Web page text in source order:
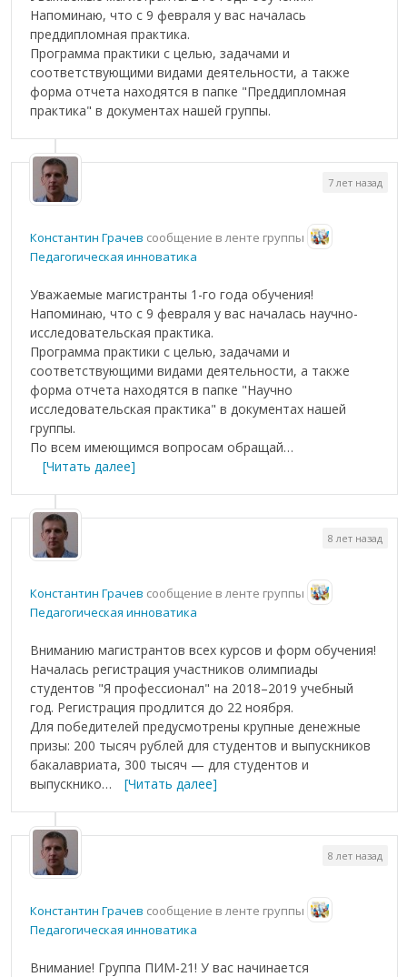
Напоминаю, что с 9 февраля у вас началась
преддипломная практика.
Программа практики с целью, задачами и
соответствующими видами деятельности, а также
форма отчета находятся в папке "Преддипломная
практика" в документах нашей группы.
Константин Грачев сообщение в ленте группы
Педагогическая инноватика
7 лет назад
Уважаемые магистранты 1-го года обучения!
Напоминаю, что с 9 февраля у вас началась научно-
исследовательская практика.
Программа практики с целью, задачами и
соответствующими видами деятельности, а также
форма отчета находятся в папке "Научно
исследовательская практика" в документах нашей
группы.
По всем имеющимся вопросам обращай…
[Читать далее]
Константин Грачев сообщение в ленте группы
Педагогическая инноватика
8 лет назад
Вниманию магистрантов всех курсов и форм обучения!
Началась регистрация участников олимпиады
студентов "Я профессионал" на 2018–2019 учебный
год. Регистрация продлится до 22 ноября.
Для победителей предусмотрены крупные денежные
призы: 200 тысяч рублей для студентов и выпускников
бакалавриата, 300 тысяч — для студентов и
выпускнико…
[Читать далее]
Константин Грачев сообщение в ленте группы
Педагогическая инноватика
8 лет назад
Внимание! Группа ПИМ-21! У вас начинается